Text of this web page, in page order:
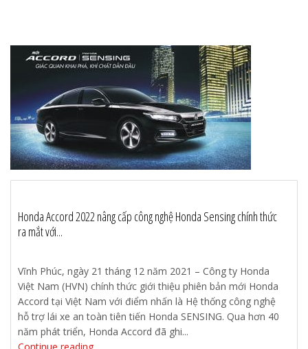
Honda Accord 2022 nâng cấp công nghệ Honda Sensing chính thức
ra mắt với...
Vĩnh Phúc, ngày 21 tháng 12 năm 2021 – Công ty Honda
Việt Nam (HVN) chính thức giới thiệu phiên bản mới Honda
Accord tại Việt Nam với điểm nhấn là Hệ thống công nghệ
hỗ trợ lái xe an toàn tiên tiến Honda SENSING. Qua hơn 40
năm phát triển, Honda Accord đã ghi...